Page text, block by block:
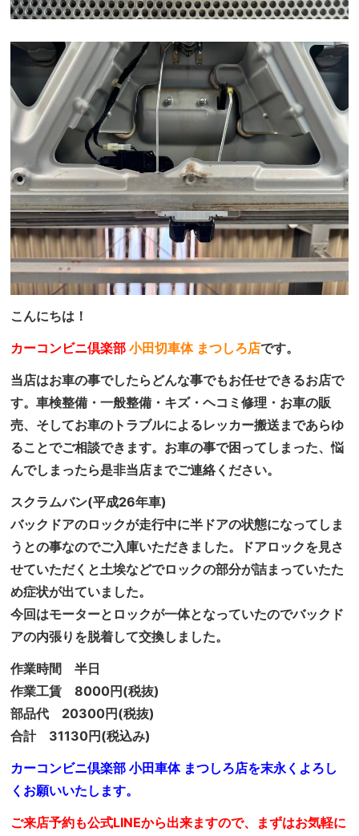
こんにちは！
カーコンビニ倶楽部 小田切車体 まつしろ店です。
当店はお車の事でしたらどんな事でもお任せできるお店で
す。車検整備・一般整備・キズ・ヘコミ修理・お車の販
売、そしてお車のトラブルによるレッカー搬送まであらゆ
ることでご相談できます。お車の事で困ってしまった、悩
んでしまったら是非当店までご連絡ください。
スクラムバン(平成26年車)
バックドアのロックが走行中に半ドアの状態になってしま
うとの事なのでご入庫いただきました。ドアロックを見さ
せていただくと土埃などでロックの部分が詰まっていたた
め症状が出ていました。
今回はモーターとロックが一体となっていたのでバックド
アの内張りを脱着して交換しました。
作業時間 半日
作業工賃 8000円(税抜)
部品代 20300円(税抜)
合計 31130円(税込み)
カーコンビニ倶楽部 小田車体 まつしろ店を末永くよろし
くお願いいたします。
ご来店予約も公式LINEから出来ますので、まずはお気軽に